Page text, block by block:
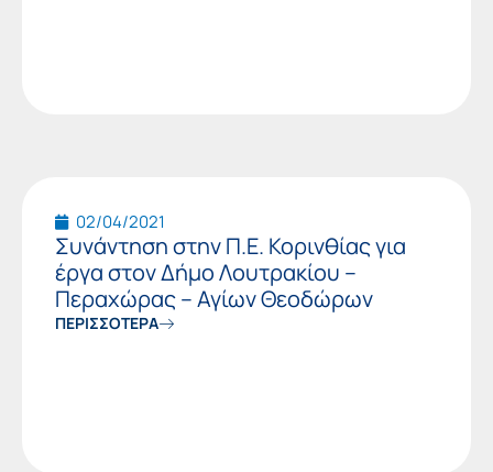
02/04/2021
Συνάντηση στην Π.Ε. Κορινθίας για
έργα στον Δήμο Λουτρακίου –
Περαχώρας – Αγίων Θεοδώρων
ΠΕΡΙΣΣΟΤΕΡΑ